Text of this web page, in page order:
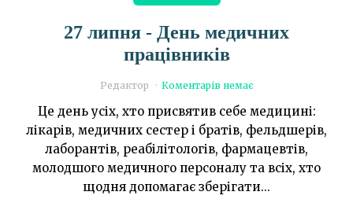
27 липня - День медичних
працівників
Редактор Коментарів немає
Це день усіх, хто присвятив себе медицині:
лікарів, медичних сестер і братів, фельдшерів,
лаборантів, реабілітологів, фармацевтів,
молодшого медичного персоналу та всіх, хто
щодня допомагає зберігати...